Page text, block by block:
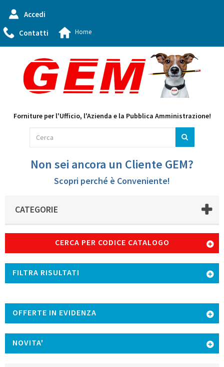
Accedi
Contatti
Home
Forniture per l'Ufficio, l'Azienda e la Pubblica Amministrazione!
Non sei ancora un Cliente GEM?
Scopri perché è Conveniente!
CATEGORIE
CERCA PER CODICE CATALOGO
FILTRA RISULTATI
OFFERTE IN EVIDENZA
NOVITA'